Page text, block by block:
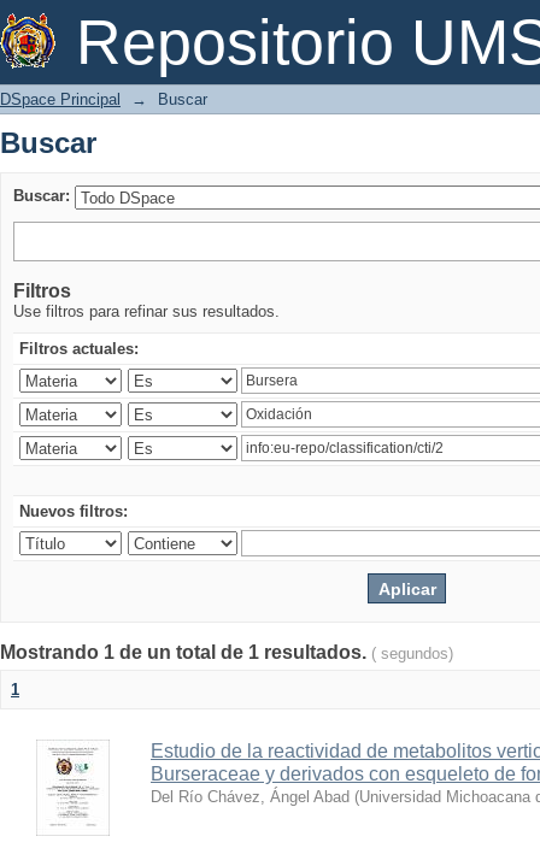
Repositorio
Buscar
DSpace Principal → Buscar
Buscar
Buscar:
Filtros
Use filtros para refinar sus resultados.
Filtros actuales:
Nuevos filtros:
Mostrando 1 de un total de 1 resultados. ( segundos)
1
Estudio de la reactividad de metabolitos
Burseraceae y derivados con esqueleto de
Del Río Chávez, Ángel Abad (Universidad Michoacana